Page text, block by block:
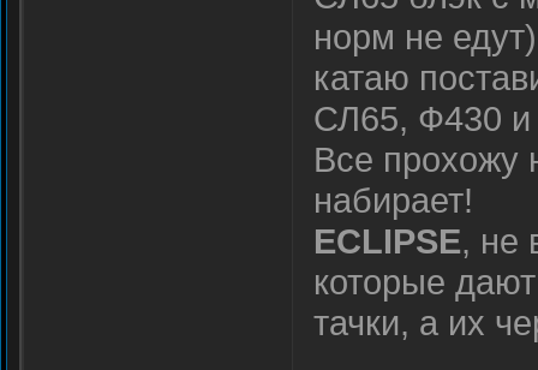
норм не
катаю
СЛ65, Ф430 и
Все прохожу
набирает!
ECLIPSE, не
которые
тачки, а их